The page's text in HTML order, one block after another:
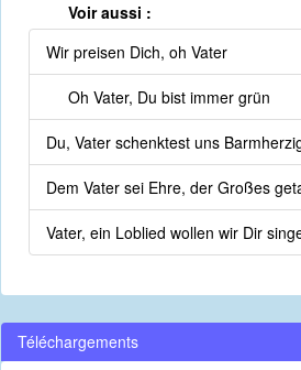
Voir aussi :
Wir preisen Dich, oh Vater
Oh Vater, Du bist immer grün
Du, Vater schenktest uns
Dem Vater sei Ehre, der Großes
Vater, ein Loblied wollen wir Dir
Téléchargements